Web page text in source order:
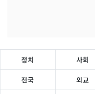
정치 사회
전국 외교